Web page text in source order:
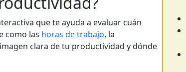
que te ayuda a evaluar cuán
como las horas de trabajo, la
clara de tu productividad y dónde